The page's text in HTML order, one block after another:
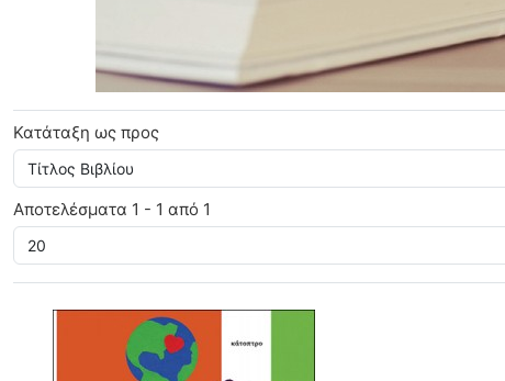
Κατάταξη ως προς
Αποτελέσματα 1 - 1 από 1